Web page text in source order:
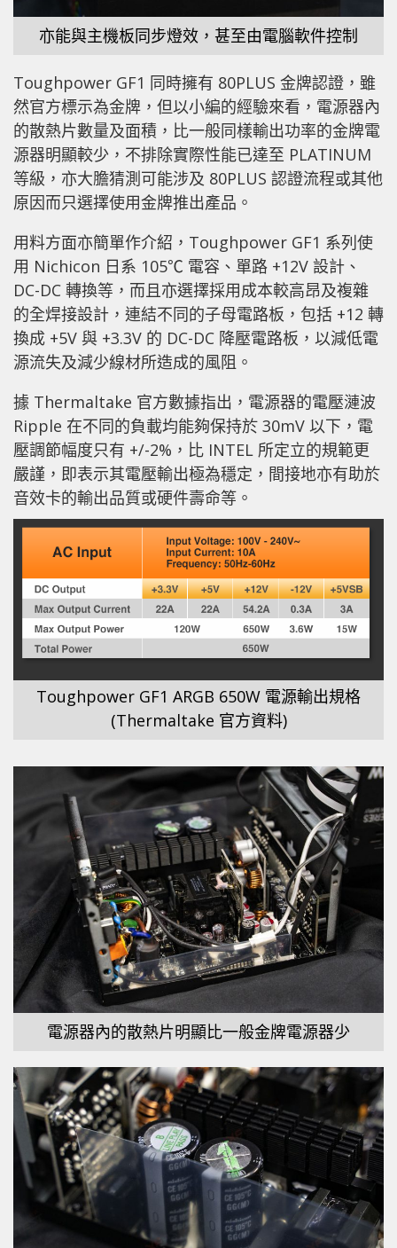
亦能與主機板同步燈效，甚至由電腦軟件控制
Toughpower GF1 同時擁有 80PLUS 金牌認證，雖
然官方標示為金牌，但以小編的經驗來看，電源器內
的散熱片數量及面積，比一般同樣輸出功率的金牌電
源器明顯較少，不排除實際性能已達至 PLATINUM
等級，亦大膽猜測可能涉及 80PLUS 認證流程或其他
原因而只選擇使用金牌推出產品。
用料方面亦簡單作介紹，Toughpower GF1 系列使
用 Nichicon 日系 105℃ 電容、單路 +12V 設計、
DC-DC 轉換等，而且亦選擇採用成本較高昂及複雜
的全焊接設計，連結不同的子母電路板，包括 +12 轉
換成 +5V 與 +3.3V 的 DC-DC 降壓電路板，以減低電
源流失及減少線材所造成的風阻。
據 Thermaltake 官方數據指出，電源器的電壓漣波
Ripple 在不同的負載均能夠保持於 30mV 以下，電
壓調節幅度只有 +/-2%，比 INTEL 所定立的規範更
嚴謹，即表示其電壓輸出極為穩定，間接地亦有助於
音效卡的輸出品質或硬件壽命等。
Toughpower GF1 ARGB 650W 電源輸出規格
(Thermaltake 官方資料)
電源器內的散熱片明顯比一般金牌電源器少